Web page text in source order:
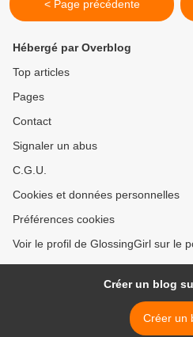
< Page précédente
Hébergé par Overblog
Top articles
Pages
Contact
Signaler un abus
C.G.U.
Cookies et données personnelles
Préférences cookies
Voir le profil de GlossingGirl sur le
Créer un blog
Créer un